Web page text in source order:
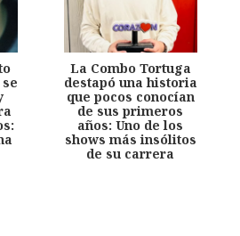
La Combo Tortuga
destapó una historia
que pocos conocían
de sus primeros
años: Uno de los
shows más insólitos
de su carrera